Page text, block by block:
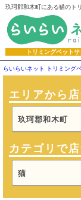
玖珂郡和木町にある猫のト
トリミングペット
らいらいネット トリミング
エリアから
玖珂郡和木町
カテゴリで
猫